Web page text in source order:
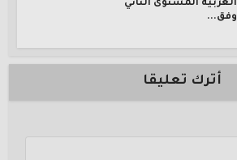
العربية المستوى الثاني
وفق...
أترك تعليقا